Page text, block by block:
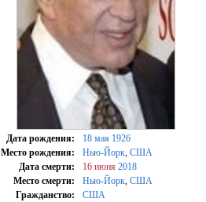
Дата рождения: 18 мая 1926
Место рождения:
Нью-Йорк США
Дата смерти:
16 июня 2018
Место смерти:
Нью-Йорк США
Гражданство:
США